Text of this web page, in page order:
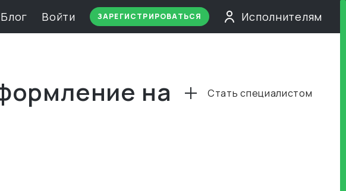
Блог Войти ЗАРЕГИСТРИРОВАТЬСЯ Исполнителям
на
Стать специалистом